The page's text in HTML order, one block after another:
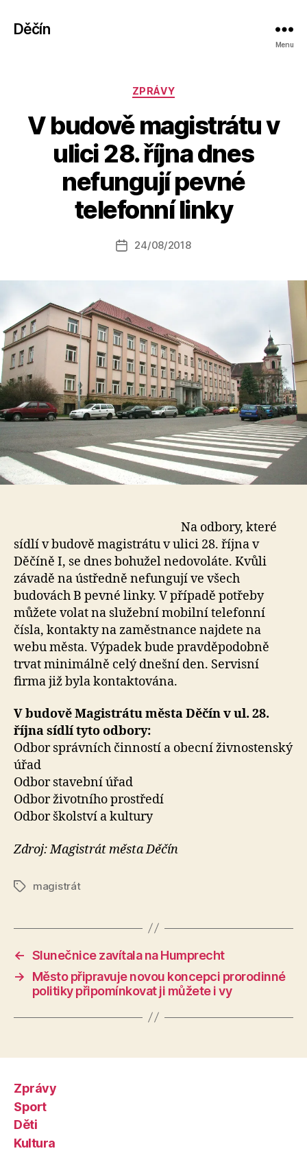
Děčín
Menu
Rubriky
ZPRÁVY
V budově magistrátu v
ulici 28. října dnes
nefungují pevné
telefonní linky
Autor
příspěvku
u
t
a
Datum
24/08/2018
Na odbory, které
sídlí v budově magistrátu v ulici 28. října v
Děčíně I, se dnes bohužel nedovoláte. Kvůli
závadě na ústředně nefungují ve všech
budovách B pevné linky. V případě potřeby
můžete volat na služební mobilní telefonní
čísla, kontakty na zaměstnance najdete na
webu města. Výpadek bude pravděpodobně
trvat minimálně celý dnešní den. Servisní
firma již byla kontaktována.
V budově Magistrátu města Děčín v ul. 28.
října sídlí tyto odbory:
Odbor správních činností a obecní živnostenský
úřad
Odbor stavební úřad
Odbor životního prostředí
Odbor školství a kultury
Zdroj: Magistrát města Děčín
Štítkymagistrát
← Slunečnice zavítala na Humprecht
→
Město připravuje novou koncepci prorodinné
politiky připomínkovat ji můžete i vy
Zprávy
Sport
Děti
Kultura